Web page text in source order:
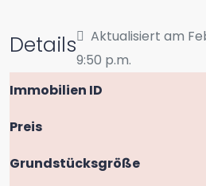
Details
Aktualisiert am
9:50 p.m.
Immobilien ID
Preis
Grundstücksgröße